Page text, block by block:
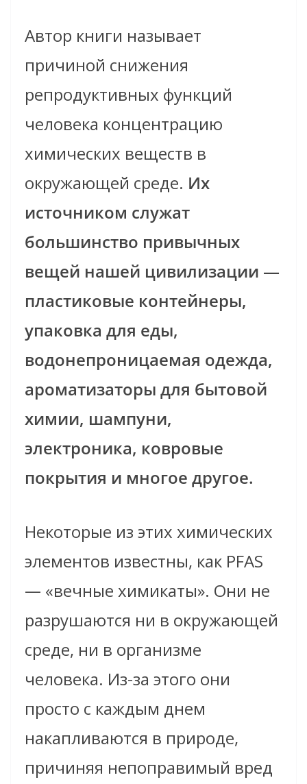
Автор книги называет
причиной снижения
репродуктивных функций
человека концентрацию
химических веществ в
окружающей среде. Их
источником служат
большинство привычных
вещей нашей цивилизации —
пластиковые контейнеры,
упаковка для еды,
водонепроницаемая одежда,
ароматизаторы для бытовой
химии, шампуни,
электроника, ковровые
покрытия и многое другое.
Некоторые из этих химических
элементов известны, как PFAS
— «вечные химикаты». Они не
разрушаются ни в окружающей
среде, ни в организме
человека. Из-за этого они
просто с каждым днем
накапливаются в природе,
причиняя непоправимый вред